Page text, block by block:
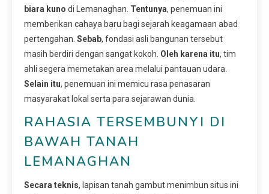
biara kuno di Lemanaghan. Tentunya, penemuan ini
memberikan cahaya baru bagi sejarah keagamaan abad
pertengahan. Sebab, fondasi asli bangunan tersebut
masih berdiri dengan sangat kokoh. Oleh karena itu, tim
ahli segera memetakan area melalui pantauan udara.
Selain itu, penemuan ini memicu rasa penasaran
masyarakat lokal serta para sejarawan dunia.
RAHASIA TERSEMBUNYI DI
BAWAH TANAH
LEMANAGHAN
Secara teknis, lapisan tanah gambut menimbun situs ini